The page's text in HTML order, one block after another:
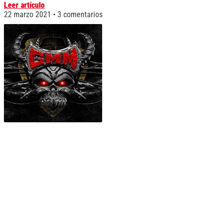
Leer artículo
22 marzo 2021
3 comentarios